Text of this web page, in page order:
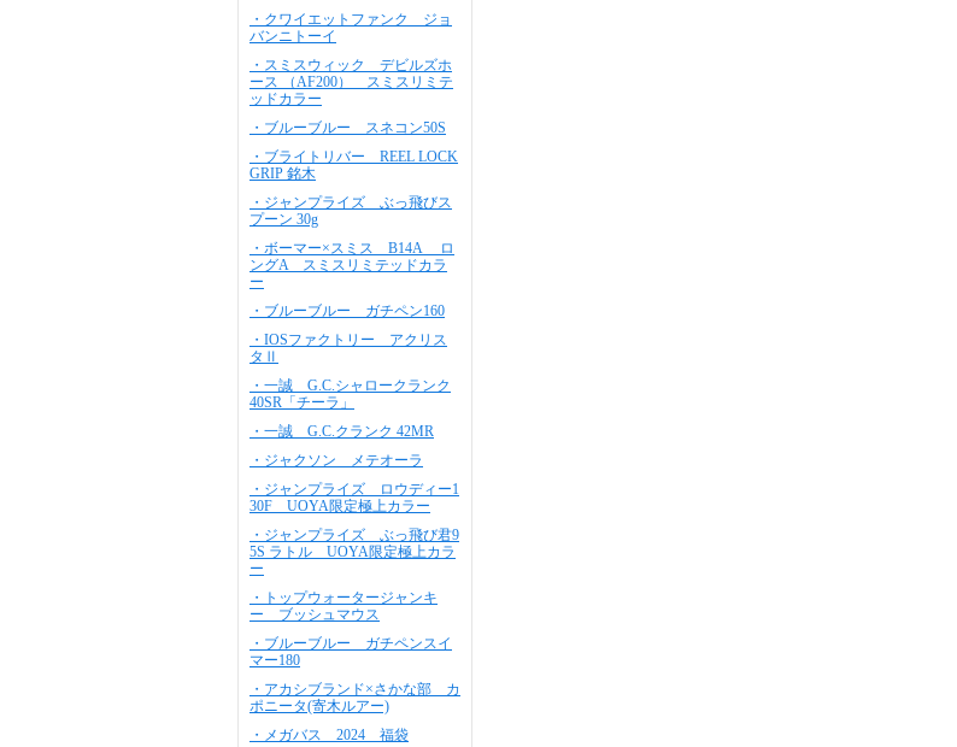
・クワイエットファンク ジョ
バンニトーイ
・スミスウィック デビルズホ
ース （AF200） スミスリミテ
ッドカラー
・ブルーブルー スネコン50S
・ブライトリバー REEL LOCK
GRIP 銘木
・ジャンプライズ ぶっ飛びス
プーン 30g
・ボーマー×スミス B14A ロ
ングA スミスリミテッドカラ
ー
・ブルーブルー ガチペン160
・IOSファクトリー アクリス
タⅡ
・一誠 G.C.シャロークランク
40SR「チーラ」
・一誠 G.C.クランク 42MR
・ジャクソン メテオーラ
・ジャンプライズ ロウディー1
30F UOYA限定極上カラー
・ジャンプライズ ぶっ飛び君9
5S ラトル UOYA限定極上カラ
ー
・トップウォータージャンキ
ー ブッシュマウス
・ブルーブルー ガチペンスイ
マー180
・アカシブランド×さかな部 カ
ポニータ(寄木ルアー)
・メガバス 2024 福袋